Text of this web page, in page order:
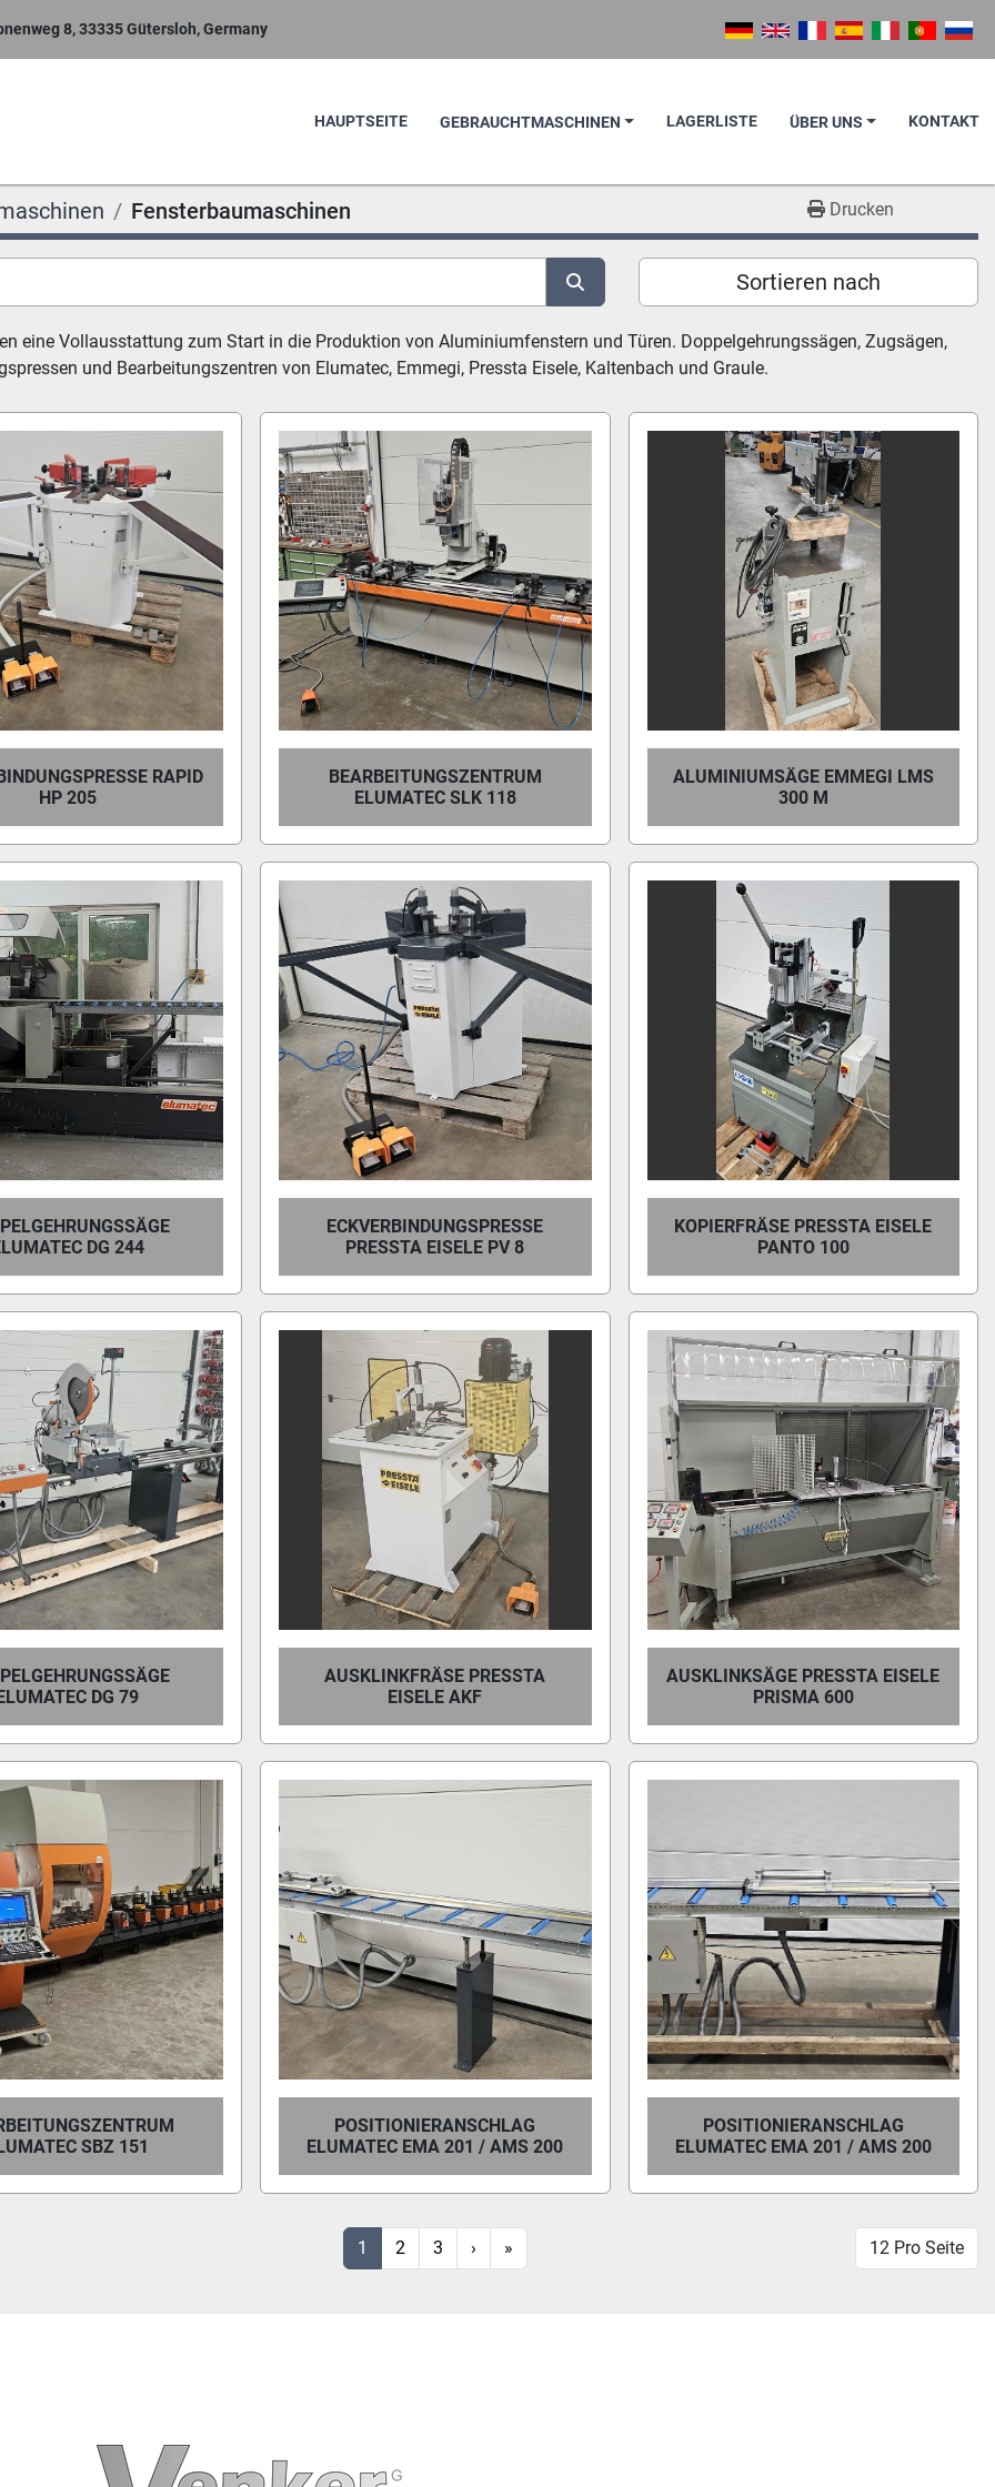
8, 33335 Gütersloh, Germany
HAUPTSEITE GEBRAUCHTMASCHINEN LAGERLISTE ÜBER UNS KONTAKT
Fensterbaumaschinen Drucken
Sortieren nach
eine Vollausstattung zum Start in die Produktion von Aluminiumfenstern und Türen. Doppelgehrungssägen, Zugsägen,
und Bearbeitungszentren von Elumatec, Emmegi, Pressta Eisele, Kaltenbach und Graule.
RAPID
HP 205
BEARBEITUNGSZENTRUM
ELUMATEC SLK 118
ALUMINIUMSÄGE EMMEGI LMS
300 M
DG 244
ECKVERBINDUNGSPRESSE
PRESSTA EISELE PV 8
KOPIERFRÄSE PRESSTA EISELE
PANTO 100
DG 79
AUSKLINKFRÄSE PRESSTA
EISELE AKF
AUSKLINKSÄGE PRESSTA EISELE
PRISMA 600
SBZ 151
POSITIONIERANSCHLAG
ELUMATEC EMA 201 / AMS 200
POSITIONIERANSCHLAG
ELUMATEC EMA 201 / AMS 200
1 2 3 › » 12 Pro Seite